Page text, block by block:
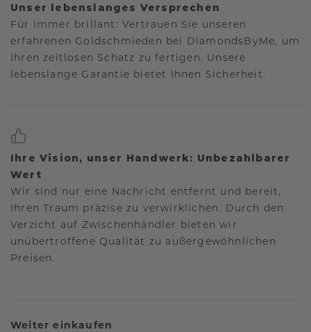
Unser lebenslanges Versprechen
Für immer brillant: Vertrauen Sie unseren
erfahrenen Goldschmieden bei DiamondsByMe, um
Ihren zeitlosen Schatz zu fertigen. Unsere
lebenslange Garantie bietet Ihnen Sicherheit.
Ihre Vision, unser Handwerk: Unbezahlbarer
Wert
Wir sind nur eine Nachricht entfernt und bereit,
Ihren Traum präzise zu verwirklichen. Durch den
Verzicht auf Zwischenhändler bieten wir
unübertroffene Qualität zu außergewöhnlichen
Preisen.
Weiter einkaufen